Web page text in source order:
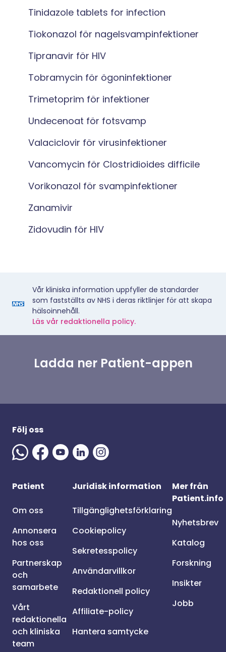
Tinidazole tablets for infection
Tiokonazol för nagelsvampinfektioner
Tipranavir för HIV
Tobramycin för ögoninfektioner
Trimetoprim för infektioner
Undecenoat för fotsvamp
Valaciclovir för virusinfektioner
Vancomycin för Clostridioides difficile
Vorikonazol för svampinfektioner
Zanamivir
Zidovudin för HIV
Vår kliniska information uppfyller de standarder
som fastställts av NHS i deras riktlinjer för att skapa
hälsoinnehåll.
Läs vår redaktionella policy.
Ladda ner Patient-appen
Följ oss
Patient
Om oss
Annonsera
hos oss
Partnerskap
och
samarbete
Vårt
redaktionella
och kliniska
team
Juridisk information
Tillgänglighetsförklaring
Cookiepolicy
Sekretesspolicy
Användarvillkor
Redaktionell policy
Affiliate-policy
Hantera samtycke
Mer från
Patient.info
Nyhetsbrev
Katalog
Forskning
Insikter
Jobb